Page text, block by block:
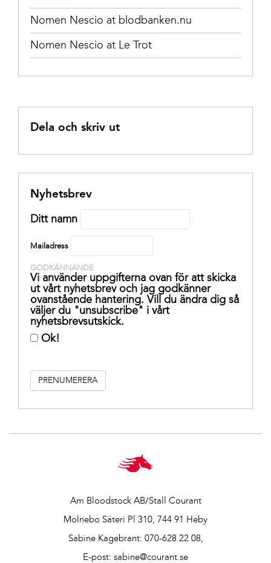
Nomen Nescio at blodbanken.nu
Nomen Nescio at Le Trot
Dela och skriv ut
Nyhetsbrev
Ditt namn
Mailadress
GODKÄNNANDE
Vi använder uppgifterna ovan för att skicka
ut vårt nyhetsbrev och jag godkänner
ovanstående hantering. Vill du ändra dig så
väljer du "unsubscribe" i vårt
nyhetsbrevsutskick.
Ok!
Am Bloodstock AB/Stall Courant
Molnebo Säteri Pl 310, 744 91 Heby
Sabine Kagebrant: 070-628 22 08,
E-post: sabine@courant.se